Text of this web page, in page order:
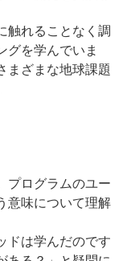
触れることなく調
グを学んでいま
まざまな地球課題
プログラムのユー
意味について理解
ドは学んだのです